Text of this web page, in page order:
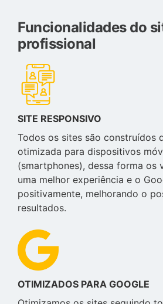
Funcionalidades do
profissional
SITE RESPONSIVO
Todos os sites são construídos
otimizada para dispositivos
(smartphones), dessa forma os
uma melhor experiência e o
positivamente, melhorando o
resultados.
OTIMIZADOS PARA GOOGLE